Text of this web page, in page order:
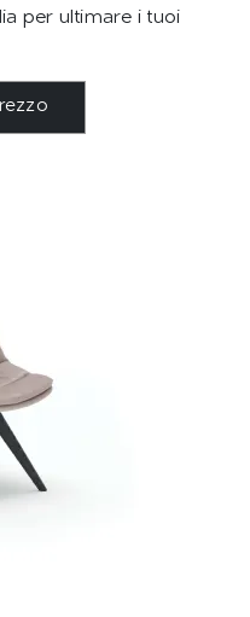
per ultimare i tuoi